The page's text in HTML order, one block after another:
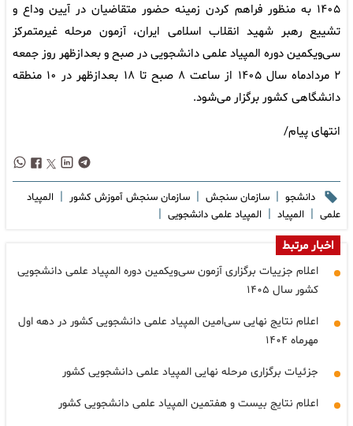
۱۴۰۵ به منظور فراهم کردن زمینه حضور متقاضیان در آیین وداع و
تشییع رهبر شهید انقلاب اسلامی ایران، آزمون مرحله غیرمتمرکز
سی‌ویکمین دوره المپیاد علمی دانشجویی در صبح و بعدازظهر روز جمعه
۲ مردادماه سال ۱۴۰۵ از ساعت ۸ صبح تا ۱۸ بعدازظهر در ۱۰ منطقه
دانشگاهی کشور برگزار می‌شود.
انتهای پیام/
دانشجو | سازمان سنجش | سازمان سنجش آموزش کشور | المپیاد
علمی | المپیاد | المپیاد علمی دانشجویی |
اخبار مرتبط
اعلام جزییات برگزاری آزمون سی‌ویکمین دوره المپیاد علمی دانشجویی
کشور سال ۱۴۰۵
اعلام نتایج نهایی سی‌امین المپیاد علمی دانشجویی کشور در دهه اول
مهرماه ۱۴۰۴
جزئیات برگزاری مرحله نهایی المپیاد علمی دانشجویی کشور
اعلام نتایج بیست و هفتمین المپیاد علمی دانشجویی کشور